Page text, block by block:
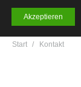
Sie befinden
Start Kontakt
Akzeptieren